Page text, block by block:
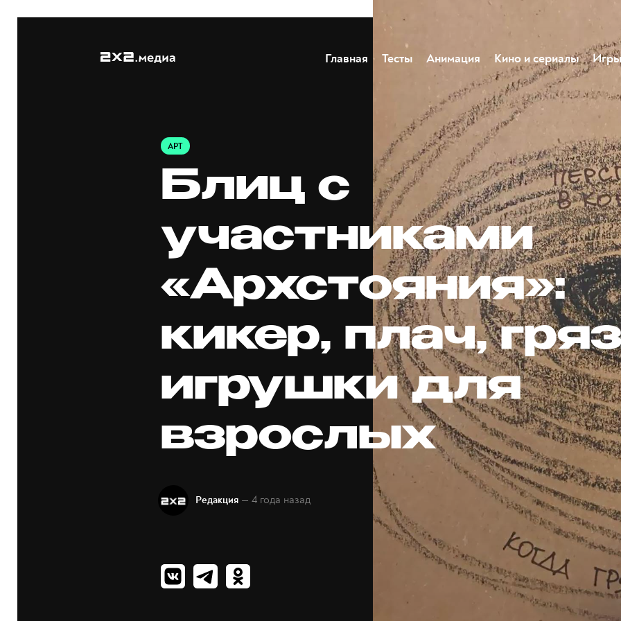
Главная Тесты Анимация Кино и сериалы Игры
АРТ
Блиц с
участниками
«Архстояния»:
кикер, плач,
игрушки для
взрослых
Редакция — 4 года назад